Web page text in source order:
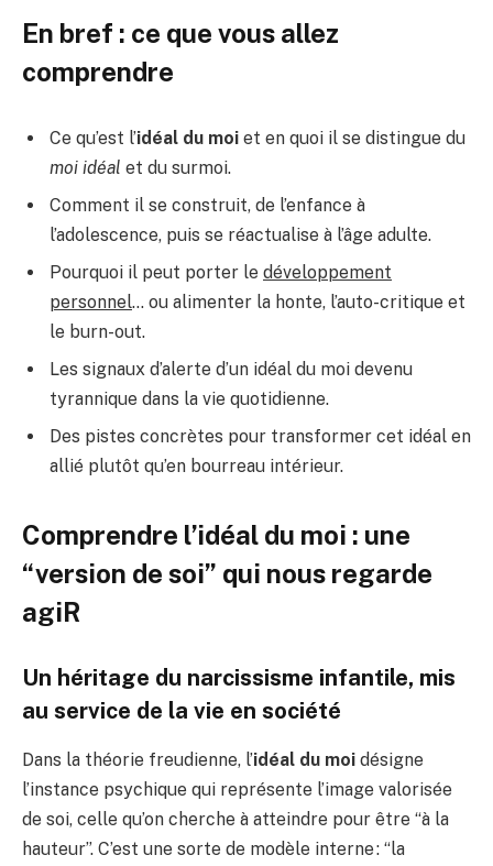
En bref : ce que vous allez
comprendre
Ce qu’est l’idéal du moi et en quoi il se distingue du
moi idéal et du surmoi.
Comment il se construit, de l’enfance à
l’adolescence, puis se réactualise à l’âge adulte.
Pourquoi il peut porter le développement
personnel… ou alimenter la honte, l’auto-critique et
le burn-out.
Les signaux d’alerte d’un idéal du moi devenu
tyrannique dans la vie quotidienne.
Des pistes concrètes pour transformer cet idéal en
allié plutôt qu’en bourreau intérieur.
Comprendre l’idéal du moi : une
“version de soi” qui nous regarde
agiR
Un héritage du narcissisme infantile, mis
au service de la vie en société
Dans la théorie freudienne, l’idéal du moi désigne
l’instance psychique qui représente l’image valorisée
de soi, celle qu’on cherche à atteindre pour être “à la
hauteur”. C’est une sorte de modèle interne : “la